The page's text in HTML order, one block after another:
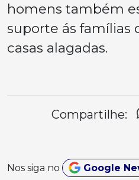
homens também
suporte ás famílias
casas alagadas.
Compartilhe:
Nos siga no Google